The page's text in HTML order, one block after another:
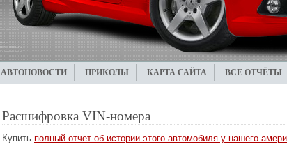
АВТОНОВОСТИ ПРИКОЛЫ КАРТА САЙТА ВСЕ ОТЧЁТЫ
Расшифровка VIN-номера
Купить полный отчет об истории этого автомобиля у нашего